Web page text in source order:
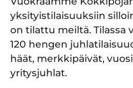
yksityistilaisuuksiin
on tilattu meiltä. Tilassa
120 hengen
häät, merkkipäivät,
yritysjuhlat.